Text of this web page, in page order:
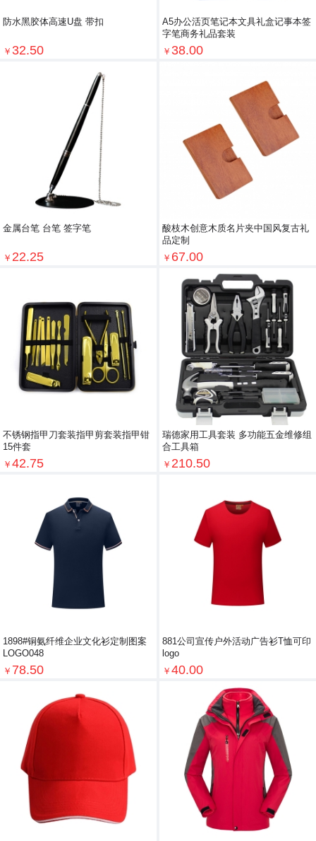
防水黑胶体高速U盘 带扣
￥ 32.50
A5办公活页笔记本文具礼盒记事本签
字笔商务礼品套装
￥ 38.00
金属台笔 台笔 签字笔
￥ 22.25
酸枝木创意木质名片夹中国风复古礼
品定制
￥ 67.00
不锈钢指甲刀套装指甲剪套装指甲钳
15件套
￥ 42.75
瑞德家用工具套装 多功能五金维修组
合工具箱
￥ 210.50
1898#铜氨纤维企业文化衫定制图案
LOGO048
￥ 78.50
881公司宣传户外活动广告衫T恤可印
logo
￥ 40.00